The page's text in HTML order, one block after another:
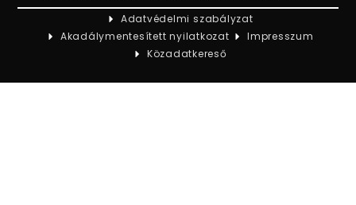
Adatvédelmi szabályzat
Akadálymentesített nyilatkozat
Impresszum
Közadatkereső